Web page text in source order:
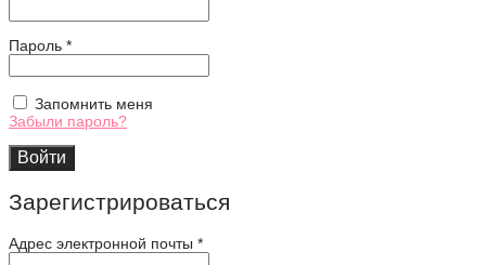
Пароль *Обязательно
Запомнить меня
Забыли пароль?
Войти
Зарегистрироваться
Адрес электронной почты *